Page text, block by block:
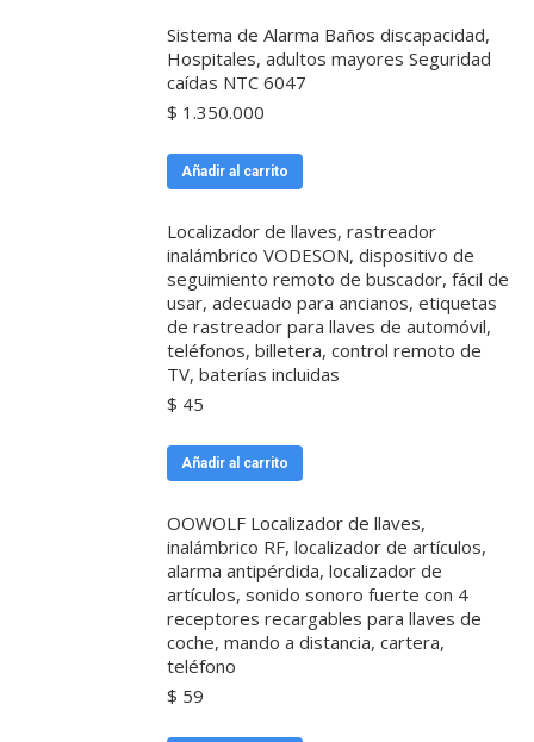
Sistema de Alarma Baños discapacidad,
Hospitales, adultos mayores Seguridad
caídas NTC 6047
$ 1.350.000
Añadir al carrito
Localizador de llaves, rastreador
inalámbrico VODESON, dispositivo de
seguimiento remoto de buscador, fácil de
usar, adecuado para ancianos, etiquetas
de rastreador para llaves de automóvil,
teléfonos, billetera, control remoto de
TV, baterías incluidas
$ 45
Añadir al carrito
OOWOLF Localizador de llaves,
inalámbrico RF, localizador de artículos,
alarma antipérdida, localizador de
artículos, sonido sonoro fuerte con 4
receptores recargables para llaves de
coche, mando a distancia, cartera,
teléfono
$ 59